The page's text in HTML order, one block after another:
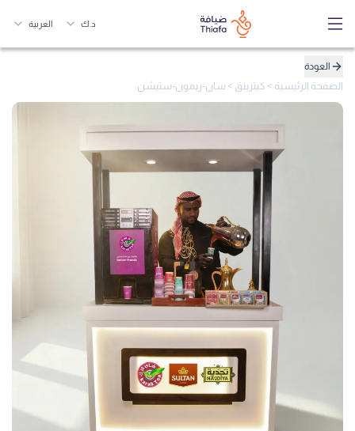
د.ك العربية
العودة
الصفحة الرئيسية > كيترينق > سان-ريمون-ستيشن